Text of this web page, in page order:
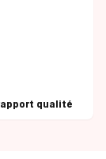
qualité